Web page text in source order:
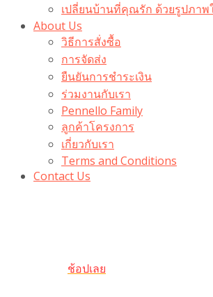
เปลี่ยนบ้านที่คุณรัก ด้วยรูปภา
About Us
วิธีการสั่งซื้อ
การจัดส่ง
ยืนยันการชำระเงิน
ร่วมงานกับเรา
Pennello Family
ลูกค้าโครงการ
เกี่ยวกับเรา
Terms and Conditions
Contact Us
ช้อปเลย